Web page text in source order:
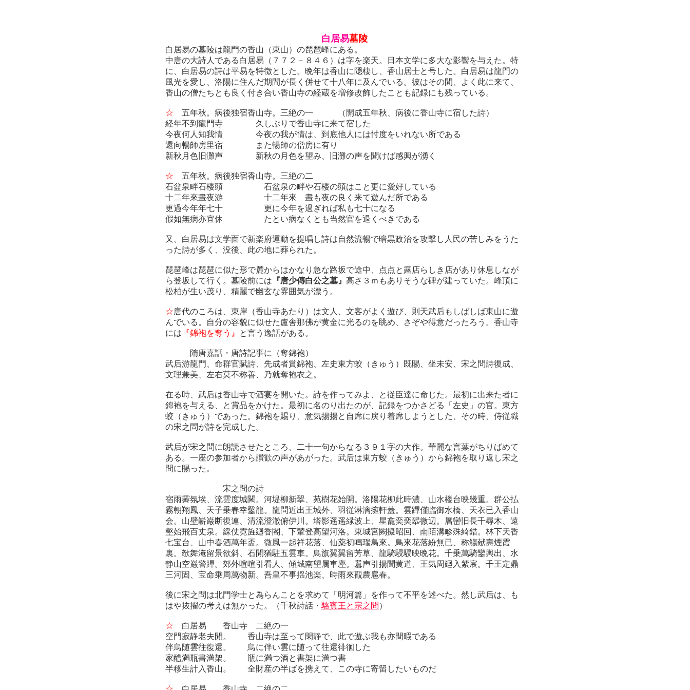
白居易墓陵
白居易の墓陵は龍門の香山（東山）の琵琶峰にある。
中唐の大詩人である白居易（７７２－８４６）は字を楽天。日本文学に多大な影響を与えた。特
に、白居易の詩は平易を特徴とした。晩年は香山に隠棲し、香山居士と号した。白居易は龍門の
風光を愛し、洛陽に住んだ期間が長く併せて十八年に及んでいる。彼はその閒、よく此に来て、
香山の僧たちとも良く付き合い香山寺の経蔵を増修改飾したことも記録にも残っている。
☆ 五年秋。病後独宿香山寺。三絶の一
（開成五年秋、病後に香山寺に宿した詩）
経年不到龍門寺 久しぶりで香山寺に来て宿した
今夜何人知我情 今夜の我が情は、到底他人には忖度をいれない所である
還向暢師房里宿 また暢師の僧房に有り
新秋月色旧灘声 新秋の月色を望み、旧灘の声を聞けば感興が湧く
☆ 五年秋。病後独宿香山寺。三絶の二
石盆泉畔石楼頭 石盆泉の畔や石楼の頭はこと更に愛好している
十二年來晝夜游 十二年來 晝も夜の良く来て遊んだ所である
更過今年年七十 更に今年を過ぎれば私も七十になる
假如無病亦宜休 たとい病なくとも当然官を退くべきである
又、白居易は文学面で新楽府運動を提唱し詩は自然流暢で暗黒政治を攻撃し人民の苦しみをうた
った詩が多く、没後、此の地に葬られた。
琵琶峰は琵琶に似た形で麓からはかなり急な路坂で途中、点点と露店らしき店があり休息しなが
ら登坂して行く。墓陵前には 『唐少傳白公之墓』 高さ３ｍもありそうな碑が建っていた。峰頂に
松柏が生い茂り、精麗で幽玄な雰囲気が漂う。
☆唐代のころは、東岸（香山寺あたり）は文人、文客がよく遊び、則天武后もしばしば東山に遊
んでいる。自分の容貌に似せた盧舎那佛が黄金に光るのを眺め、さぞや得意だったろう。香山寺
には 『錦袍を奪う』 と言う逸話がある。
隋唐嘉話・唐詩記事に（奪錦袍）
武后游龍門、命群官賦詩、先成者賞錦袍、左史東方蛟（きゅう）既賜、坐未安、宋之問詩復成、
文理兼美、左右莫不称善、乃就奪袍衣之。
在る時、武后は香山寺で酒宴を開いた。詩を作ってみよ、と従臣達に命じた。最初に出来た者に
錦袍を与える、と賞品をかけた。最初に名のり出たのが、記録をつかさどる「左史」の官。東方
蛟（きゅう）であった。錦袍を賜り、意気揚揚と自席に戻り着席しようとした、その時、侍従職
の宋之問が詩を完成した。
武后が宋之問に朗読させたところ、二十一句からなる３９１字の大作。華麗な言葉がちりばめて
ある。一座の参加者から讃歓の声があがった。武后は東方蛟（きゅう）から錦袍を取り返し宋之
問に賜った。
宋之問の詩
宿雨霽氛埃、流雲度城闕。河堤柳新翠、苑樹花始開。洛陽花柳此時濃、山水楼台映幾重。群公払
霧朝翔鳳、天子乗春幸鑿龍。龍問近出王城外、羽従淋漓擁軒蓋。雲蹕僅臨御水橋、天衣已入香山
会。山壁嶄巌断復連、清流澄澈俯伊川。塔影遥遥緑波上、星龕奕奕翆微辺。層巒旧長千尋木、遠
壑始飛百丈泉。綵仗霓旌廻香閣、下輦登高望河洛。東城宮闕擬昭回、南陌溝畛殊綺錯。林下天香
七宝台、山中春酒萬年盃。微風一起祥花落、仙薬初鳴瑞鳥來。鳥來花落紛無已、称觴献壽煙霞
裏。欹舞淹留景欲斜、石閒猶駐五雲車。鳥旗翼翼留芳草、龍騎駸駸映晩花。千乗萬騎鑾輿出、水
静山空巌警蹕。郊外喧喧引看人、傾城南望属車塵。囂声引揚聞黄道、王気周廻入紫宸。千王定鼎
三河固、宝命乗周萬物新。吾皇不事揺池楽、時雨來觀農扈春。
後に宋之問は北門学士と為らんことを求めて「明河篇」を作って不平を述べた。然し武后は、も
はや抜擢の考えは無かった。（千秋詩話・ 駱賓王と宗之問 ）
☆ 白居易 香山寺 二絶の一
空門寂静老夫閒。 香山寺は至って閑静で、此で遊ぶ我も亦間暇である
伴鳥随雲往復還。 鳥に伴い雲に随って往還徘徊した
家醴満瓶書満架。 瓶に満つ酒と書架に満つ書
半移生計入香山。 全財産の半ばを携えて、この寺に寄留したいものだ